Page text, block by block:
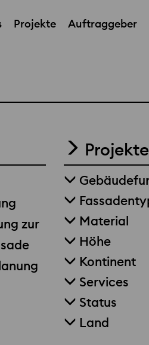
Projekte Auftraggeber
zur
Projekte
Material
Höhe
Kontinent
Services
Status
Land